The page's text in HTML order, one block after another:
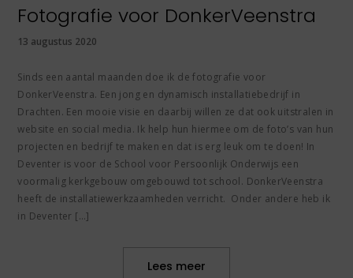
Fotografie voor DonkerVeenstra
13 augustus 2020
Sinds een aantal maanden doe ik de fotografie voor
DonkerVeenstra. Een jong en dynamisch installatiebedrijf in
Drachten. Een mooie visie en daarbij willen ze dat ook uitstralen in
website en social media. Ik help hun hiermee om de foto’s van hun
projecten en bedrijf te maken en dat is erg leuk om te doen! In
Deventer is voor de School voor Persoonlijk Onderwijs een
voormalig kerkgebouw omgebouwd tot school. DonkerVeenstra
heeft de installatiewerkzaamheden verricht. Onder andere heb ik
in Deventer […]
Lees meer